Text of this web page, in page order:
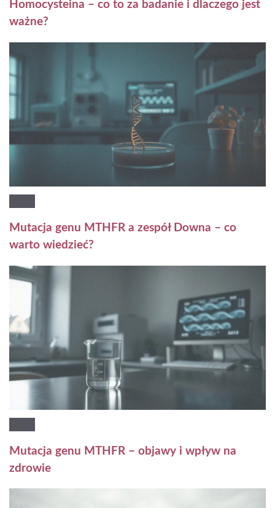
Homocysteina – co to za badanie i dlaczego jest
ważne?
Mutacja genu MTHFR a zespół Downa – co
warto wiedzieć?
Mutacja genu MTHFR – objawy i wpływ na
zdrowie